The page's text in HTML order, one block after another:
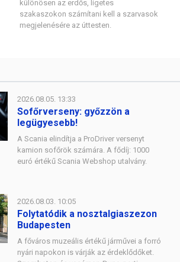
különösen az erdős, ligetes
szakaszokon számítani kell a szarvasok
megjelenésére az úttesten.
2026.08.05. 13:33
Sofőrverseny: győzzön a
legügyesebb!
A Scania elindítja a ProDriver versenyt
kamion sofőrök számára. A fődíj: 1000
euró értékű Scania Webshop utalvány.
2026.08.03. 10:05
Folytatódik a nosztalgiaszezon
Budapesten
A főváros muzeális értékű járművei a forró
nyári napokon is várják az érdeklődőket.